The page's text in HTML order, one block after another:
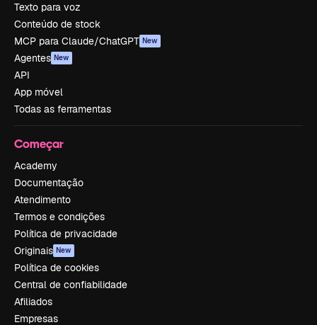
Texto para voz
Conteúdo de stock
MCP para Claude/ChatGPT New
Agentes New
API
App móvel
Todas as ferramentas
Começar
Academy
Documentação
Atendimento
Termos e condições
Política de privacidade
Originais New
Política de cookies
Central de confiabilidade
Afiliados
Empresas